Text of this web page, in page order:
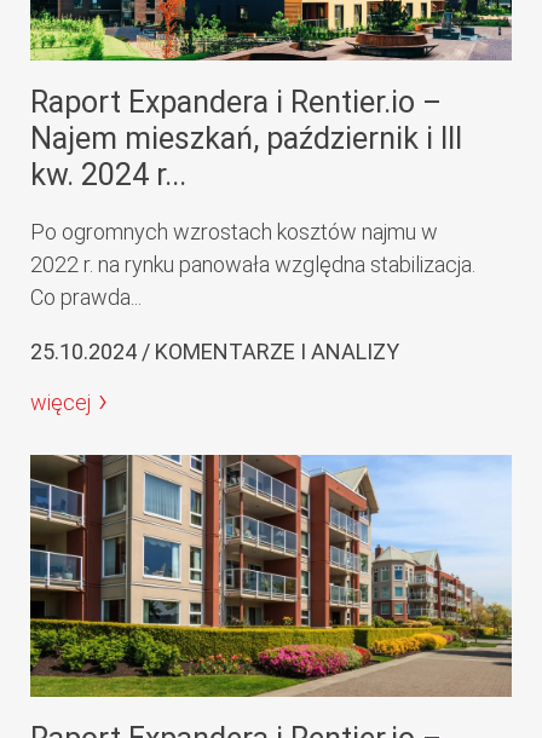
Raport Expandera i Rentier.io –
Najem mieszkań, październik i III
kw. 2024 r...
Po ogromnych wzrostach kosztów najmu w
2022 r. na rynku panowała względna stabilizacja.
Co prawda...
25.10.2024 / KOMENTARZE I ANALIZY
więcej